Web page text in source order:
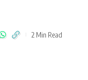
2 Min Read